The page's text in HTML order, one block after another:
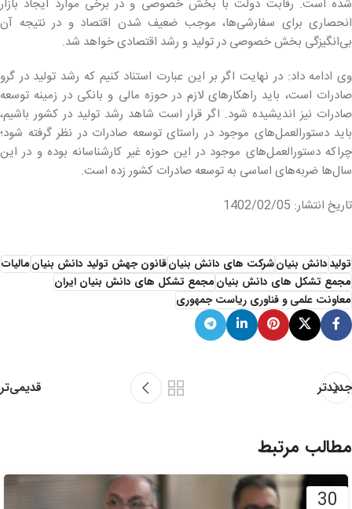
شده است. رقابت دولت با بخش خصوصی و در برخی موارد ایجاد بازار
انحصاری برای سفارشی‌ها، موجب ضعیف شدن اقتصاد و در نتیجه آن
بی‌انگیزگی بخش خصوصی در تولید و رشد اقتصادی خواهد شد.
وی ادامه داد: در نهایت اگر بر این عبارت استناد کنیم که رشد تولید در گرو
صادرات است، باید راهکارهای لازم در حوزه مالی و بانکی در زمینه توسعه
صادرات نیز اندیشیده شود. اگر قرار است شاهد رشد تولید در کشور باشیم،
باید دستورالعمل‌های موجود در راستای توسعه صادرات در نظر گرفته شود؛
چراکه دستورالعمل‌های موجود در این حوزه غیر کارشناسانه بوده و در این
سال‌ها ضربه‌های اساسی به توسعه صادرات کشور زده است.
تاریخ انتشار: 1402/02/05
تولیددانش بنیانشرکت های دانش بنیانقانون جهش تولید دانش بنیانمالیات
مجمع تشکل های دانش بنیانمجمع تشکل های دانش بنیان ایران
معاونت علمی و فناوری ریاست جمهوری
جدیدتر قدیمی‌تر
مطالب مرتبط
30